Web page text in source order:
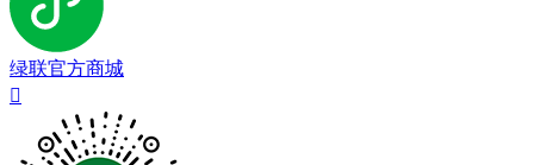
绿联官方商城
